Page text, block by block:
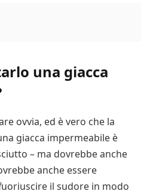
una giacca
ovvia, ed è vero che la
giacca impermeabile è
– ma dovrebbe anche
anche essere
il sudore in modo